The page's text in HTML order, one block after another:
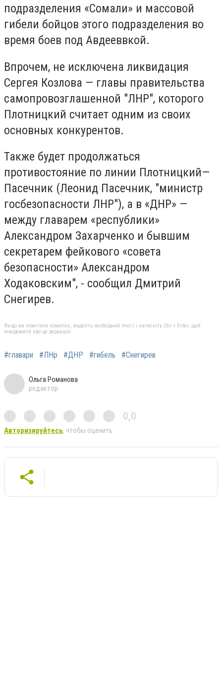
подразделения «Сомали» и массовой
гибели бойцов этого подразделения во
время боев под Авдееввкой.
Впрочем, не исключена ликвидация
Сергея Козлова — главы правительства
самопровозглашенной "ЛНР", которого
Плотницкий считает одним из своих
основных конкурентов.
Также будет продолжаться
противостояние по линии Плотницкий—
Пасечник (Леонид Пасечник, "министр
госбезопасности ЛНР"), а в «ДНР» —
между главарем «республики»
Александром Захарченко и бывшим
секретарем фейкового «совета
безопасности» Александром
Ходаковским", - сообщил Дмитрий
Снегирев.
Якщо ви помітили помилку, виділіть необхідний текст і натисніть Ctrl + Enter, щоб
повідомити про це редакцію
#главари #ЛНр #ДНР #гибель #Снегирев
Ольга Романова
редактор
0,0
Авторизируйтесь, чтобы оценить